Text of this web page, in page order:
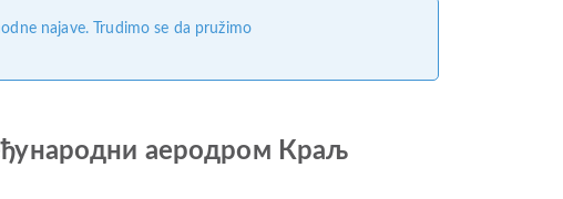
najave. Trudimo se da pružimo
аеродром Краљ